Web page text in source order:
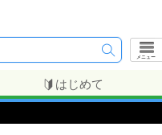
メニュー
はじめて